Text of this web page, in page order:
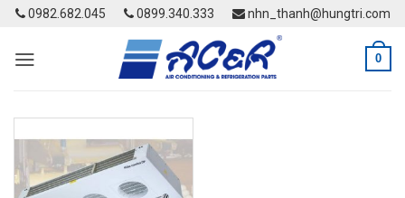
Skip
content
0982.682.045 0899.340.333 nhn_thanh@hungtri.com
0